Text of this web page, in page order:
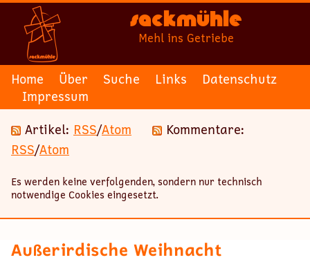
Sackmühle
Mehl ins Getriebe
Home Über Suche Links
Datenschutz
Impressum
Artikel: RSS/Atom
Kommentare:
RSS/Atom
Es werden keine verfolgenden, sondern nur technisch
notwendige Cookies eingesetzt.
Außerirdische Weihnacht